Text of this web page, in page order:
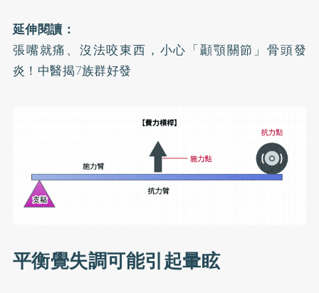
延伸閱讀：
張嘴就痛、沒法咬東西，小心「顳顎關節」骨頭發
炎！中醫揭7族群好發
平衡覺失調可能引起暈眩